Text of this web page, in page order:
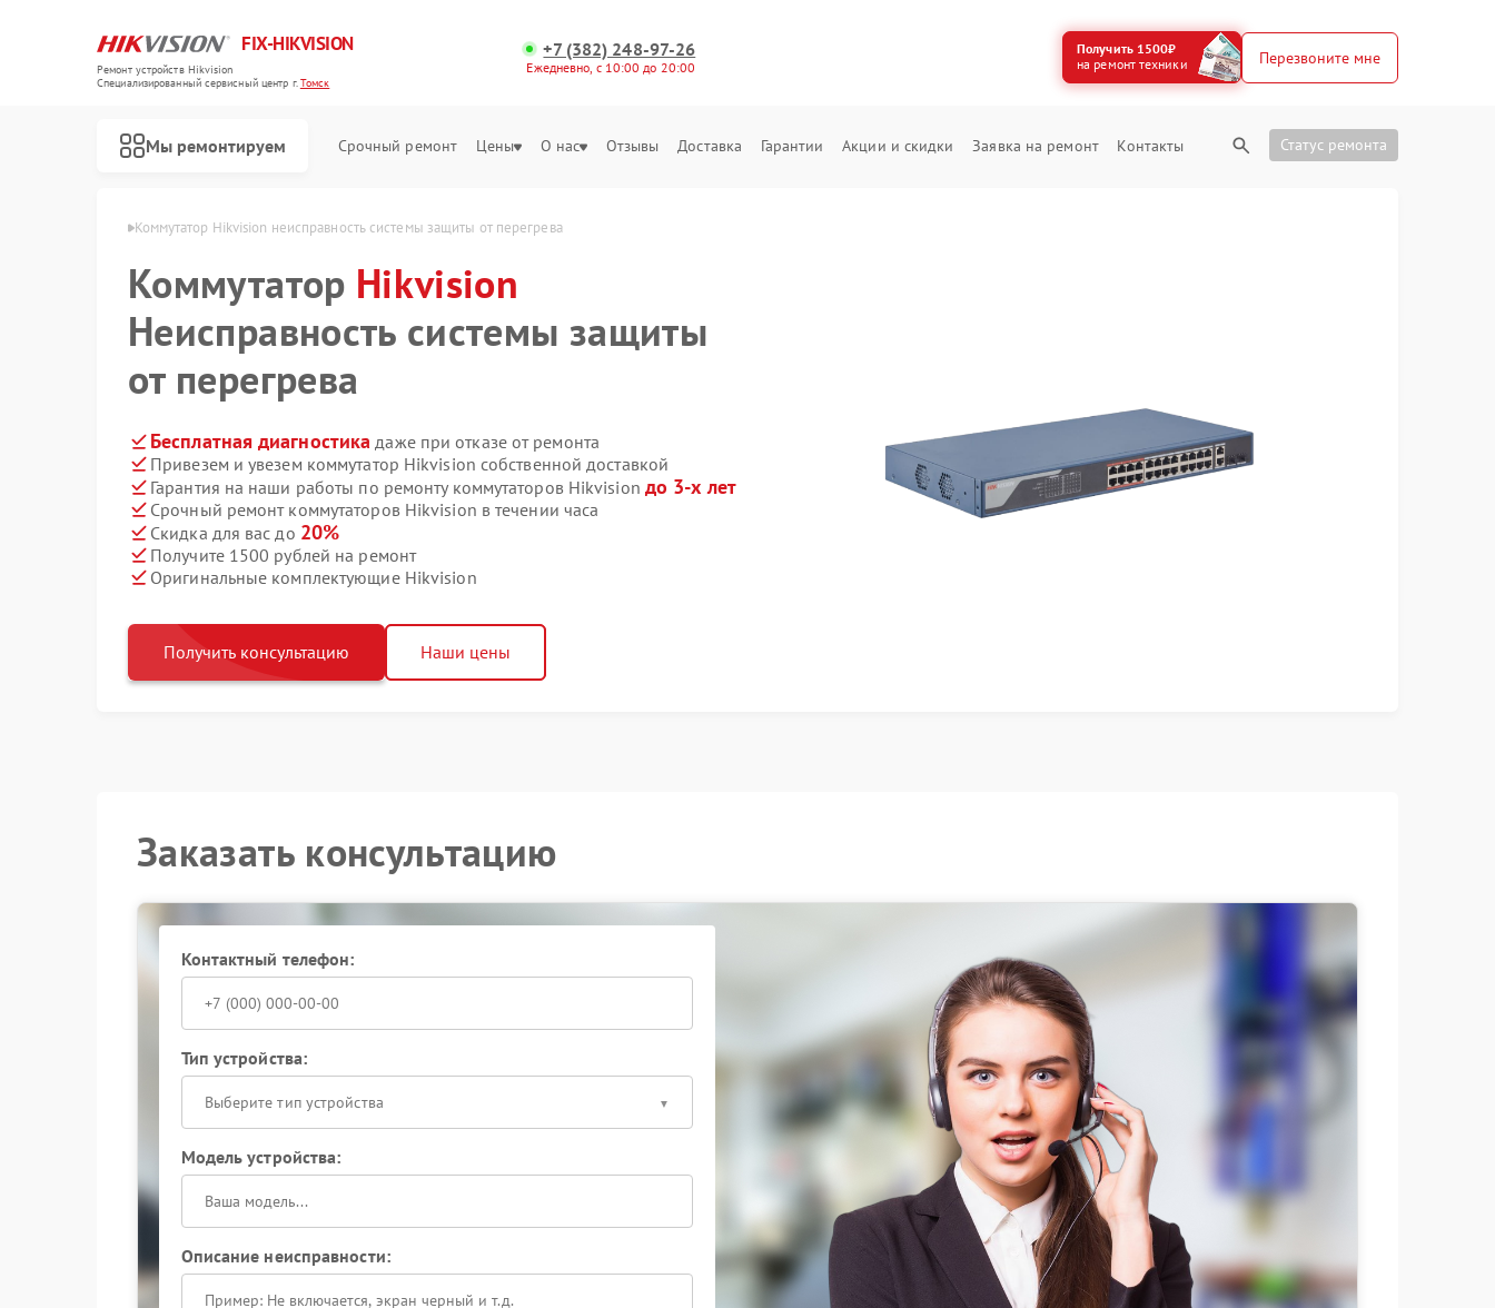
FIX-HIKVISION
Ремонт устройств Hikvision
Специализированный cервисный центр г.Томск
+7 (382) 248-97-26
Ежедневно, с 10:00 до 20:00
Получить 1500₽
на ремонт техники
Перезвоните мне
Мы ремонтируем Срочный ремонт Цены О нас Отзывы Доставка Гарантии Акции и скидки Заявка на ремонт Контакты Статус ремонта
Коммутатор Hikvision неисправность системы защиты от перегрева
Коммутатор Hikvision
Неисправность системы защиты
от перегрева
Бесплатная диагностика даже при отказе от ремонта
Привезем и увезем коммутатор Hikvision собственной доставкой
Гарантия на наши работы по ремонту коммутаторов Hikvision до 3-х лет
Срочный ремонт коммутаторов Hikvision в течении часа
Скидка для вас до 20%
Получите 1500 рублей на ремонт
Оригинальные комплектующие Hikvision
Получить консультацию Наши цены
Заказать консультацию
Контактный телефон:
Тип устройства:
Выберите тип устройства
Модель устройства:
Описание неисправности: